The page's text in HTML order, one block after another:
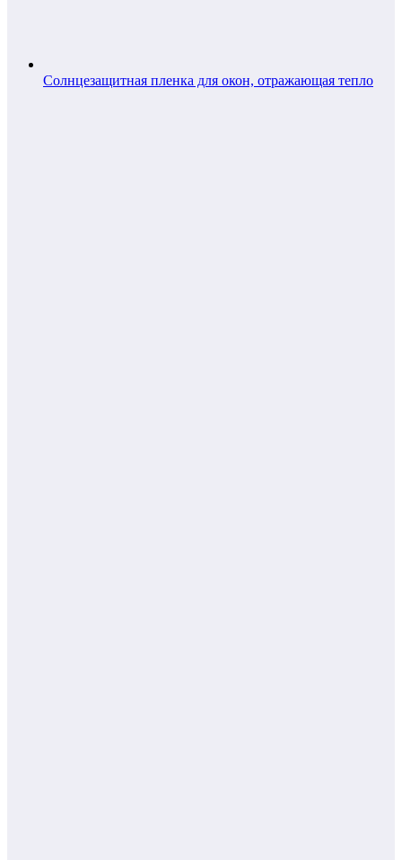
Солнцезащитная пленка для окон, отражающая тепло